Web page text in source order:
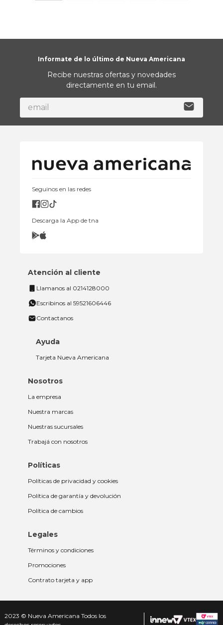
Informate de lo último de Nueva Americana
Recibe nuestras ofertas y novedades
directamente en tu email.
Seguinos en las redes
Descarga la App de tna
Atención al cliente
Llamanos al 0214128000
Escribinos al 59521606446
Contactanos
Ayuda
Tarjeta Nueva Americana
Nosotros
La empresa
Nuestra marcas
Nuestras sucursales
Trabajá con nosotros
Políticas
Políticas de privacidad y cookies
Política de garantía y devolución
Política de cambios
Legales
Términos y condiciones
Promociones
Contrato tarjeta y app
2023 © Nueva Americana Todos los